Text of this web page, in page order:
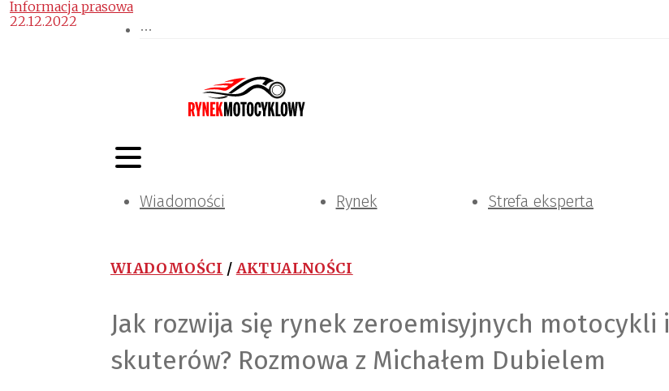
Wiadomości Rynek Strefa eksperta
WIADOMOŚCI / AKTUALNOŚCI
Jak rozwija się rynek zeroemisyjnych motocykli i
skuterów? Rozmowa z Michałem Dubielem
Informacja prasowa
22.12.2022